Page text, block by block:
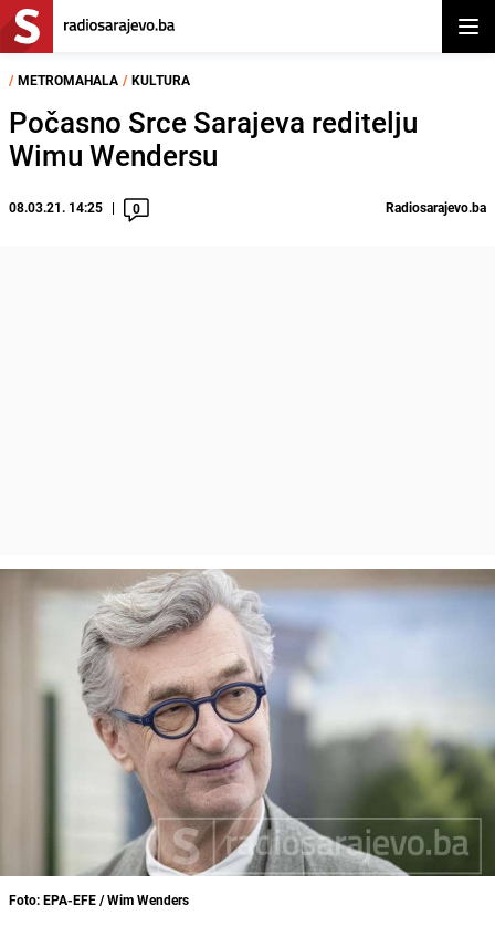
/ METROMAHALA / KULTURA
Počasno Srce Sarajeva reditelju
Wimu Wendersu
08.03.21. 14:25 0 Radiosarajevo.ba
Foto: EPA-EFE / Wim Wenders